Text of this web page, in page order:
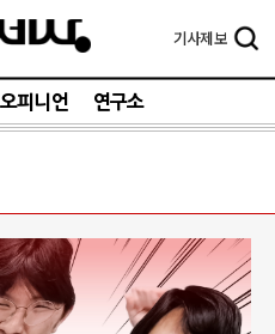
기사제보
오피니언 연구소